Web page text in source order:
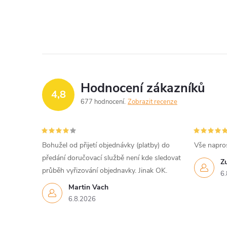
4,8 Hodnocení zákazníků
677 hodnocení Zobrazit recenze
Martin Vach
6.8.2026
Bohužel od přijetí objednávky (platby) do
předání doručovací službě není kde sledovat
průběh vyřizování objednavky. Jinak OK.
Vše